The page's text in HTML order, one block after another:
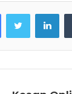
FacebookTwitter